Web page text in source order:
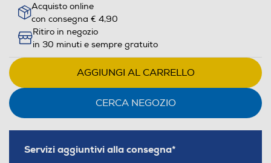
Acquisto online
con consegna € 4,90
Ritiro in negozio
in 30 minuti e sempre gratuito
AGGIUNGI AL CARRELLO
CERCA NEGOZIO
Servizi aggiuntivi alla consegna*